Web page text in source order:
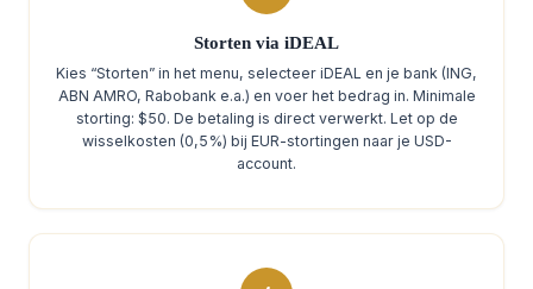
Storten via iDEAL
Kies “Storten” in het menu, selecteer iDEAL en je bank (ING,
ABN AMRO, Rabobank e.a.) en voer het bedrag in. Minimale
storting: $50. De betaling is direct verwerkt. Let op de
wisselkosten (0,5%) bij EUR-stortingen naar je USD-
account.